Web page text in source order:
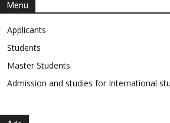
Menu
Applicants
Students
Master Students
Admission and studies for International